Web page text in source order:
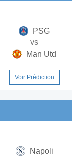
PSG
vs
Man Utd
Voir Prédiction
Napoli